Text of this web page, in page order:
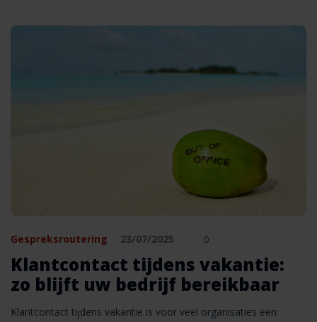
Gespreksroutering 23/07/2025 0
Klantcontact tijdens vakantie:
zo blijft uw bedrijf bereikbaar
Klantcontact tijdens vakantie is voor veel organisaties een